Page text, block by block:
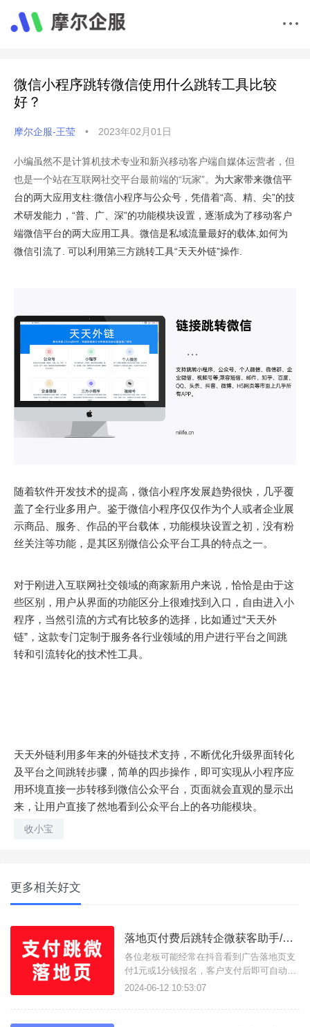
微信小程序跳转微信使用什么跳转工具比较
好？
摩尔企服-王莹 • 2023年02月01日
小编虽然不是计算机技术专业和新兴移动客户端自媒体运营者，但
也是一个站在互联网社交平台最前端的“玩家”。 为大家带来微信平
台的两大应用支柱:微信小程序与公众号，凭借着“高、精、尖”的技
术研发能力，“普、广、深”的功能模块设置，逐渐成为了移动客户
端微信平台的两大应用工具。微信是私域流量最好的载体,如何为
微信引流了. 可以利用第三方跳转工具“天天外链”操作.
随着软件开发技术的提高，微信小程序发展趋势很快，几乎覆
盖了全行业多用户。鉴于微信小程序仅仅作为个人或者企业展
示商品、服务、作品的平台载体，功能模块设置之初，没有粉
丝关注等功能，是其区别微信公众平台工具的特点之一。
对于刚进入互联网社交领域的商家新用户来说，恰恰是由于这
些区别，用户从界面的功能区分上很难找到入口，自由进入小
程序，当然引流的方式有比较多的选择，比如通过“天天外
链”，这款专门定制于服务各行业领域的用户进行平台之间跳
转和引流转化的技术性工具。
天天外链利用多年来的外链技术支持，不断优化升级界面转化
及平台之间跳转步骤，简单的四步操作，即可实现从小程序应
用环境直接一步转移到微信公众平台，页面就会直观的显示出
来，让用户直接了然地看到公众平台上的各功能模块。
收小宝
更多相关好文
落地页付费后跳转企微获客助手/小程序/客服引流加粉如何实现？
各位老板可能经常在抖音看到广告落地页支
付1元或1分钱报名，客户支付后即可自动拉
起企业微信获客助手，微信小程序展示二维
么他们是如何实现的呢？这样的落地页有什
2024-06-12 10:53:07